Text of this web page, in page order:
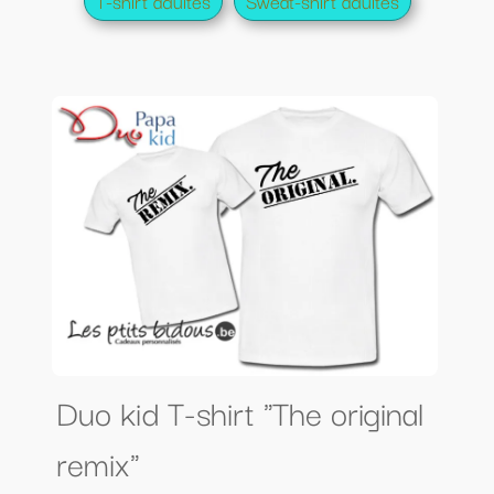
Duo kid T-shirt "The original
remix"